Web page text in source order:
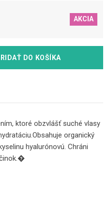
AKCIA
DO KOŠÍKA
ktoré obzvlášť suché vlasy
Obsahuje organický
hyalurónovú. Chráni